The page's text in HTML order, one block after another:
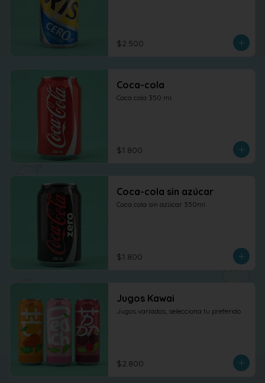
$2.500
Coca-cola
Coca cola 350 ml
$1.800
Coca-cola sin azúcar
Coca cola sin azúcar 350ml
$1.800
Jugos Kawai
Jugos variados, selecciona tu preferido
$2.800